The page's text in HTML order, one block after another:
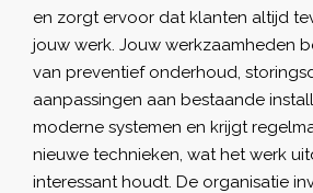
en zorgt ervoor dat klanten altijd
jouw werk. Jouw werkzaamheden
van preventief onderhoud,
aanpassingen aan bestaande
moderne systemen en krijgt
nieuwe technieken, wat het werk
interessant houdt. De organisatie